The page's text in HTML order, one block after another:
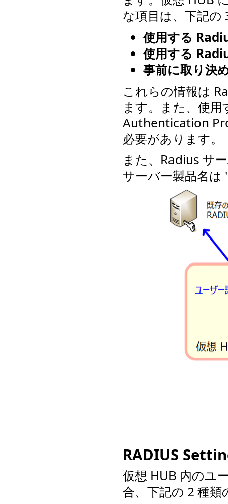
な項目は、下記の
使用する
使用する
事前に取り決
これらの情報は
ます。また、使
Authentication
必要があります。
また、Radius サ
サーバー製品名は
RADIUS
仮想 HUB 内のユ
合、下記の 2 種